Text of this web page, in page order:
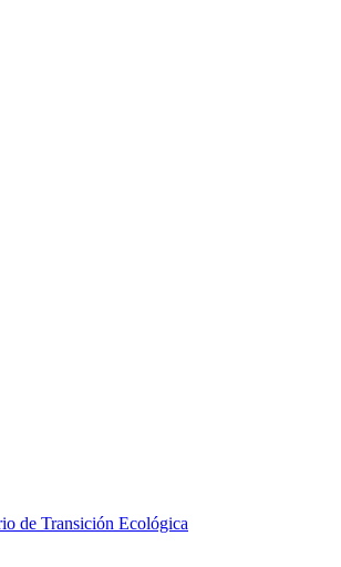
de Transición Ecológica